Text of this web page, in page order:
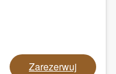
Zarezerwuj